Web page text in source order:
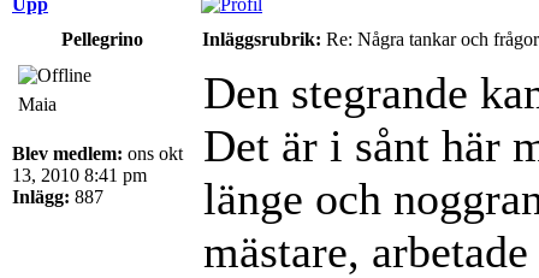
Pellegrino
Inläggsrubrik: Re: Några tankar och
Maia
Blev medlem: ons okt
13, 2010 8:41 pm
Inlägg: 887
Den stegrande
Det är i sånt här
länge och
mästare,